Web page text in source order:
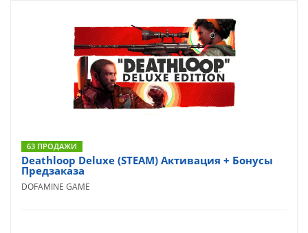
63 ПРОДАЖИ
Deathloop Deluxe (STEAM) Активация + Бонусы
Предзаказа
DOFAMINE GAME